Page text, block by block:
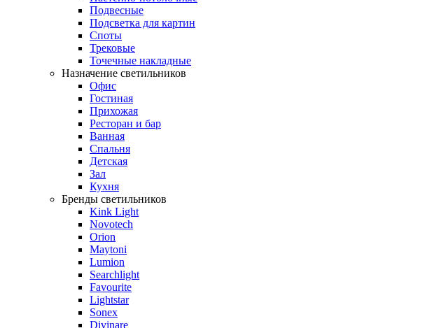
Подвесные
Подсветка для картин
Споты
Трековые
Точечные накладные
Назначение светильников
Офис
Гостиная
Прихожая
Ресторан и бар
Ванная
Спальня
Детская
Зал
Кухня
Бренды светильников
Kink Light
Novotech
Orion
Maytoni
Lumion
Searchlight
Favourite
Lightstar
Sonex
Divinare